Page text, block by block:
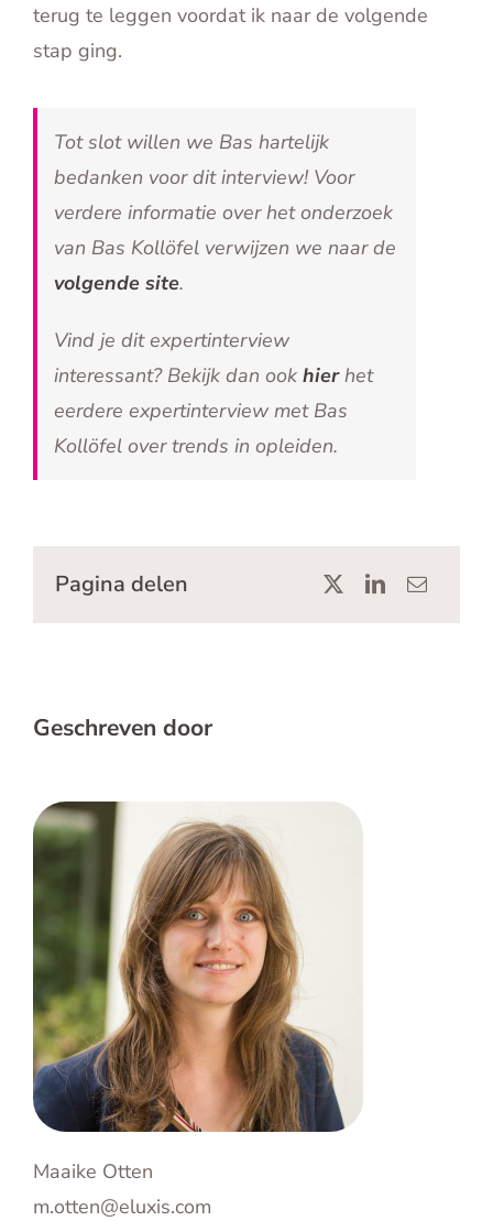
terug te leggen voordat ik naar de volgende
stap ging.
Tot slot willen we Bas hartelijk
bedanken voor dit interview! Voor
verdere informatie over het onderzoek
van Bas Kollöfel verwijzen we naar de
volgende site.
Vind je dit expertinterview
interessant? Bekijk dan ook hierhet
eerdere expertinterview met Bas
Kollöfel over trends in opleiden.
Pagina delen
Geschreven door
Maaike Otten
m.otten@eluxis.com